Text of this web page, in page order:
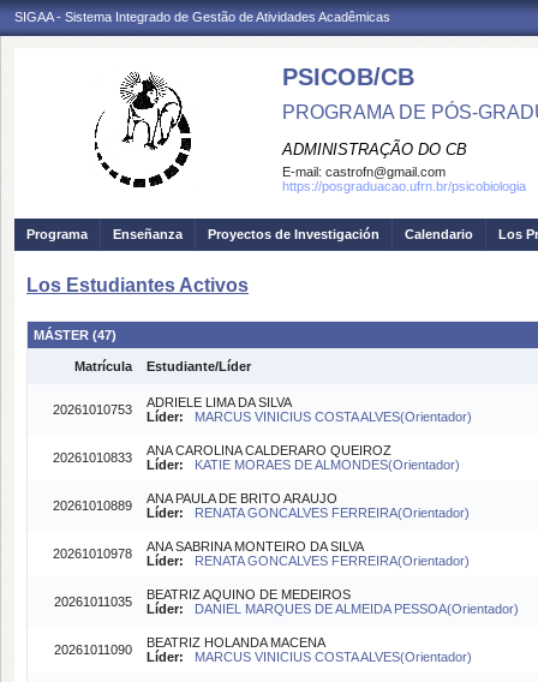
SIGAA - Sistema Integrado de Gestão de Atividades Acadêmicas
PSICOB/CB
PROGRAMA DE PÓS-
ADMINISTRAÇÃO DO CB
E-mail: castrofn@gmail.com
https://posgraduacao.ufrn.br/psicobiologia
Programa Enseñanza Proyectos de Investigación Calendario Los
Los Estudiantes Activos
MÁSTER (47)
Matrícula Estudiante/Líder
20261010753
ADRIELE LIMA DA SILVA
Líder:
MARCUS VINICIUS COSTA ALVES(Orientador)
20261010833
ANA CAROLINA CALDERARO QUEIROZ
Líder:
KATIE MORAES DE ALMONDES(Orientador)
20261010889
ANA PAULA DE BRITO ARAUJO
Líder:
RENATA GONCALVES FERREIRA(Orientador)
20261010978
ANA SABRINA MONTEIRO DA SILVA
Líder:
RENATA GONCALVES FERREIRA(Orientador)
20261011035
BEATRIZ AQUINO DE MEDEIROS
Líder:
DANIEL MARQUES DE ALMEIDA PESSOA(Orientador)
20261011090
BEATRIZ HOLANDA MACENA
Líder:
MARCUS VINICIUS COSTA ALVES(Orientador)